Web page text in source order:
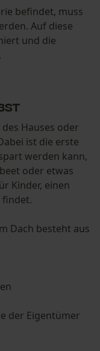
befindet, muss
Auf diese
und die
Hauses oder
ist die erste
werden kann,
oder etwas
Kinder, einen
findet.
Dach besteht aus
der Eigentümer